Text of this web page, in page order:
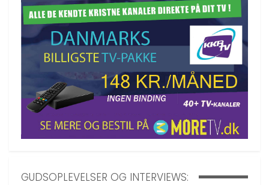
GUDSOPLEVELSER OG INTERVIEWS: